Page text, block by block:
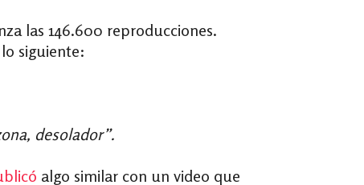
las 146.600 reproducciones.
siguiente:
desolador”.
algo similar con un video que